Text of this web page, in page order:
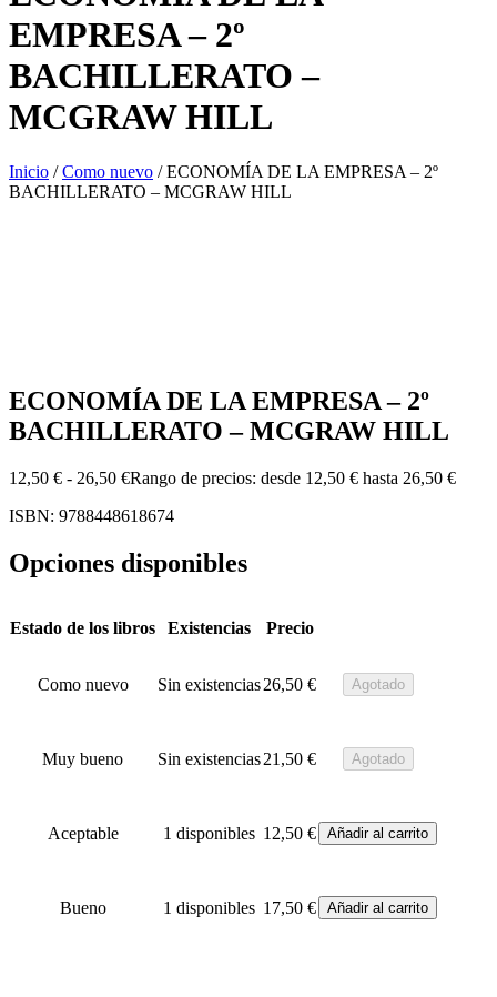
EMPRESA – 2º
BACHILLERATO –
MCGRAW HILL
Inicio /Como nuevo / ECONOMÍA DE LA EMPRESA – 2º
BACHILLERATO – MCGRAW HILL
ECONOMÍA DE LA EMPRESA – 2º
BACHILLERATO – MCGRAW HILL
12,50 € - 26,50 €Rango de precios: desde 12,50 € hasta 26,50 €
ISBN: 9788448618674
Opciones disponibles
Estado de los libros Existencias Precio
Como nuevo Sin existencias26,50 € Agotado
Muy bueno Sin existencias21,50 € Agotado
Aceptable 1 disponibles 12,50 € Añadir al carrito
Bueno 1 disponibles 17,50 € Añadir al carrito